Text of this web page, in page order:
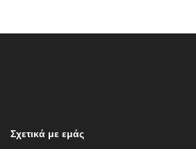
Σχετικά με εμάς